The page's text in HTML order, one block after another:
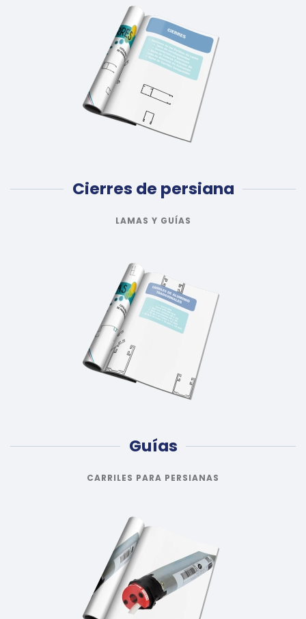
Cierres de persiana
LAMAS Y GUÍAS
Guías
CARRILES PARA PERSIANAS